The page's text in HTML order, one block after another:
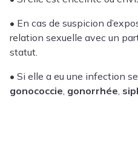
• En cas de suspicion
relation sexuelle avec un
statut.
• Si elle a eu une infection
gonococcie, gonorrhée,